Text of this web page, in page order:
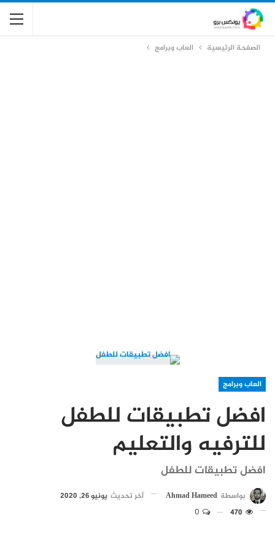
الصفحة الرئيسية العاب وبرامج
العاب وبرامج
افضل تطبيقات للطفل
للترفيه والتعليم
افضل تطبيقات للطفل
بواسطة Ahmad Hameed آخر تحديث يونيو 26, 2020